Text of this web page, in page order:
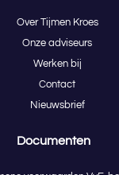
Over Tijmen Kroes
Onze adviseurs
Werken bij
Contact
Nieuwsbrief
Documenten